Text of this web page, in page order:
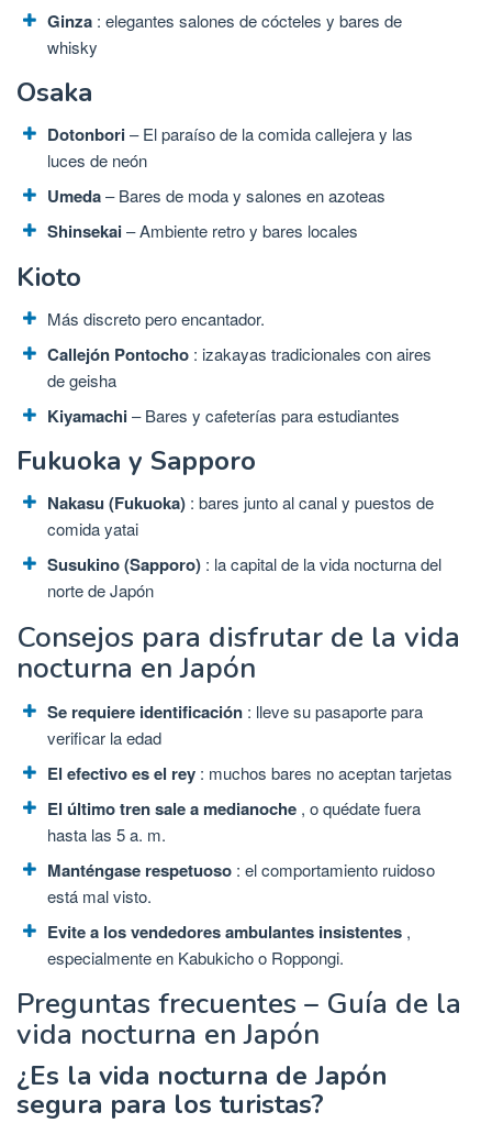
Ginza : elegantes salones de cócteles y bares de
whisky
Osaka
Dotonbori– El paraíso de la comida callejera y las
luces de neón
Umeda– Bares de moda y salones en azoteas
Shinsekai– Ambiente retro y bares locales
Kioto
Más discreto pero encantador.
Callejón Pontocho : izakayas tradicionales con aires
de geisha
Kiyamachi– Bares y cafeterías para estudiantes
Fukuoka y Sapporo
Nakasu (Fukuoka) : bares junto al canal y puestos de
comida yatai
Susukino (Sapporo) : la capital de la vida nocturna del
norte de Japón
Consejos para disfrutar de la vida
nocturna en Japón
Se requiere identificación : lleve su pasaporte para
verificar la edad
El efectivo es el rey : muchos bares no aceptan tarjetas
El último tren sale a medianoche , o quédate fuera
hasta las 5 a. m.
Manténgase respetuoso : el comportamiento ruidoso
está mal visto.
Evite a los vendedores ambulantes insistentes ,
especialmente en Kabukicho o Roppongi.
Preguntas frecuentes – Guía de la
vida nocturna en Japón
¿Es la vida nocturna de Japón
segura para los turistas?